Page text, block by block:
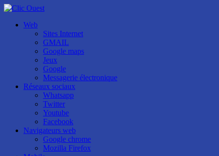
Web
Sites Internet
GMAIL
Google maps
Jeux
Google
Messagerie électronique
Réseaux sociaux
Whatsapp
Twitter
Youtube
Facebook
Navigateurs web
Google chrome
Mozilla Firefox